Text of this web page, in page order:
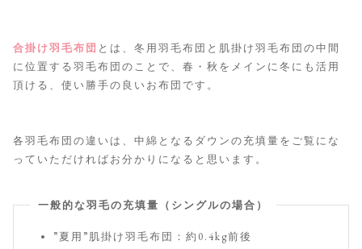
合掛け羽毛布団 とは、冬用羽毛布団と肌掛け羽毛布団の中間
に位置する羽毛布団のことで、春・秋をメインに冬にも活用
頂ける、使い勝手の良いお布団です。
各羽毛布団の違いは、中綿となるダウンの充填量をご覧にな
っていただければお分かりになると思います。
一般的な羽毛の充填量（シングルの場合）
”夏用”肌掛け羽毛布団：約0.4kg前後